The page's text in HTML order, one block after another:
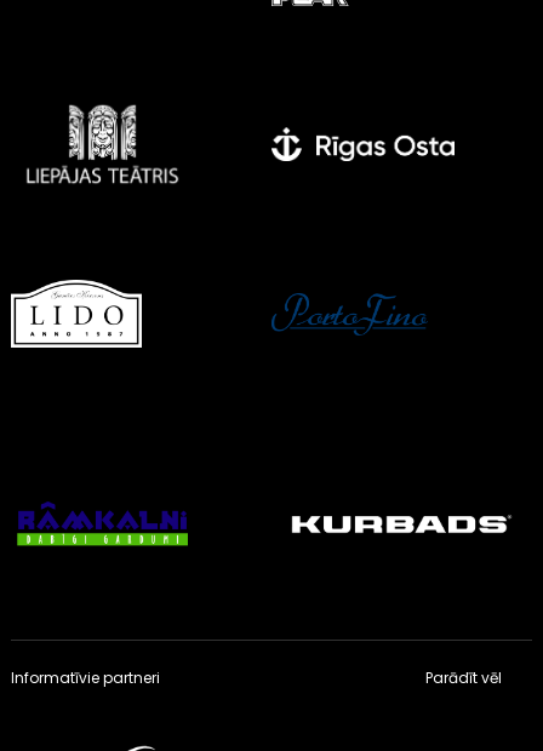
Informatīvie partneri Parādīt vēl